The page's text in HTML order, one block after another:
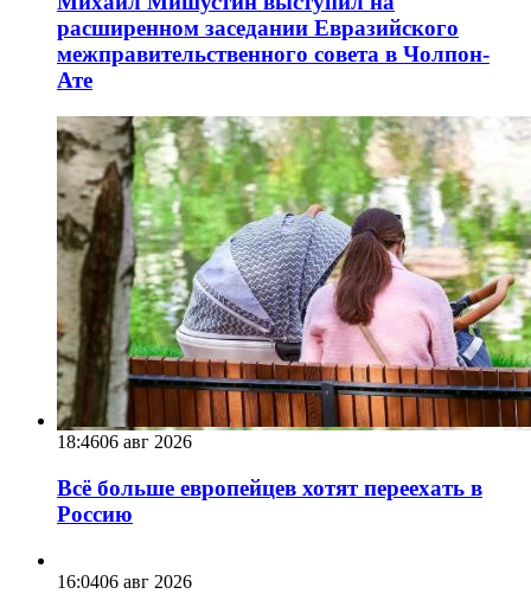
расширенном заседании Евразийского
межправительственного совета в Чолпон-
Ате
18:4606 авг 2026
Всё больше европейцев хотят переехать в
Россию
16:0406 авг 2026